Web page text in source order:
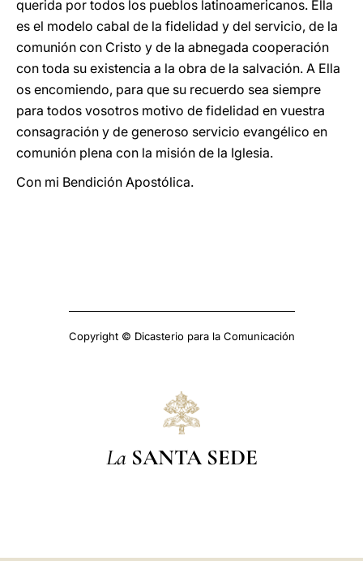
querida por todos los pueblos latinoamericanos. Ella
es el modelo cabal de la fidelidad y del servicio, de la
comunión con Cristo y de la abnegada cooperación
con toda su existencia a la obra de la salvación. A Ella
os encomiendo, para que su recuerdo sea siempre
para todos vosotros motivo de fidelidad en vuestra
consagración y de generoso servicio evangélico en
comunión plena con la misión de la Iglesia.
Con mi Bendición Apostólica.
Copyright © Dicasterio para la Comunicación
La SANTA SEDE